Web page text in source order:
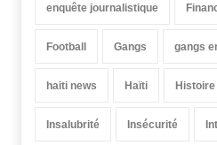
enquête journalistique
Football Gangs gangs
haiti news Haïti Histoire
Insalubrité Insécurité